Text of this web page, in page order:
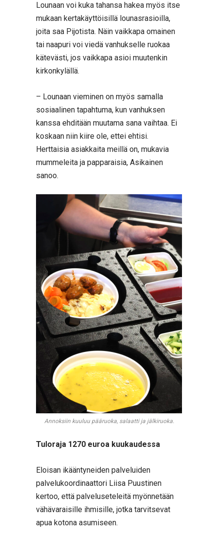
Lounaan voi kuka tahansa hakea myös itse
mukaan kertakäyttöisillä lounasrasioilla,
joita saa Pijotista. Näin vaikkapa omainen
tai naapuri voi viedä vanhukselle ruokaa
kätevästi, jos vaikkapa asioi muutenkin
kirkonkylällä.
– Lounaan vieminen on myös samalla
sosiaalinen tapahtuma, kun vanhuksen
kanssa ehditään muutama sana vaihtaa. Ei
koskaan niin kiire ole, ettei ehtisi.
Herttaisia asiakkaita meillä on, mukavia
mummeleita ja papparaisia, Asikainen
sanoo.
Annoksiin kuuluu pääruoka, salaatti ja jälkiruoka.
Tuloraja 1270 euroa kuukaudessa
Eloisan ikääntyneiden palveluiden
palvelukoordinaattori Liisa Puustinen
kertoo, että palveluseteleitä myönnetään
vähävaraisille ihmisille, jotka tarvitsevat
apua kotona asumiseen.